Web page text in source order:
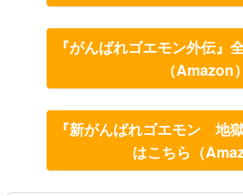
『がんばれゴエモン外伝』
（Amazon）
『新がんばれゴエモン 地
はこちら（